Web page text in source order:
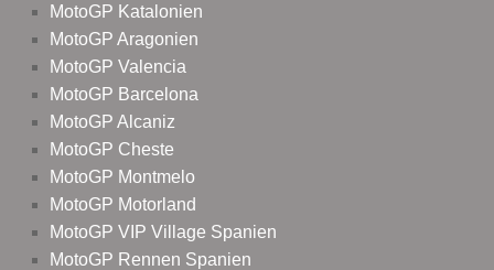
MotoGP Katalonien
MotoGP Aragonien
MotoGP Valencia
MotoGP Barcelona
MotoGP Alcaniz
MotoGP Cheste
MotoGP Montmelo
MotoGP Motorland
MotoGP VIP Village Spanien
MotoGP Rennen Spanien